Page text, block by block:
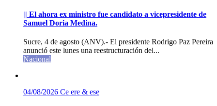
|| El ahora ex ministro fue candidato a vicepresidente de
Samuel Doria Medina.
Sucre, 4 de agosto (ANV).- El presidente Rodrigo Paz Pereira
anunció este lunes una reestructuración del...
Nacional
04/08/2026 Ce ere & ese